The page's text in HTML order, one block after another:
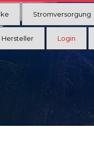
Stromversorgung
Hersteller Login